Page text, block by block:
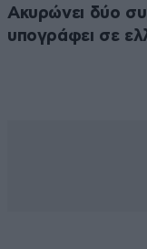
Ακυρώνει δύο
υπογράφει σε